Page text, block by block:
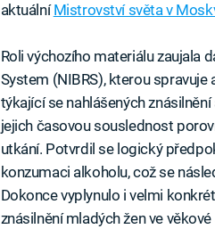
aktuálníMistrovství světa v
Roli výchozího materiálu zaujala
System (NIBRS), kterou
týkající se nahlášených
jejich časovou souslednost
utkání. Potvrdil se logický
konzumaci alkoholu, což se
Dokonce vyplynulo i velmi
znásilnění mladých žen ve